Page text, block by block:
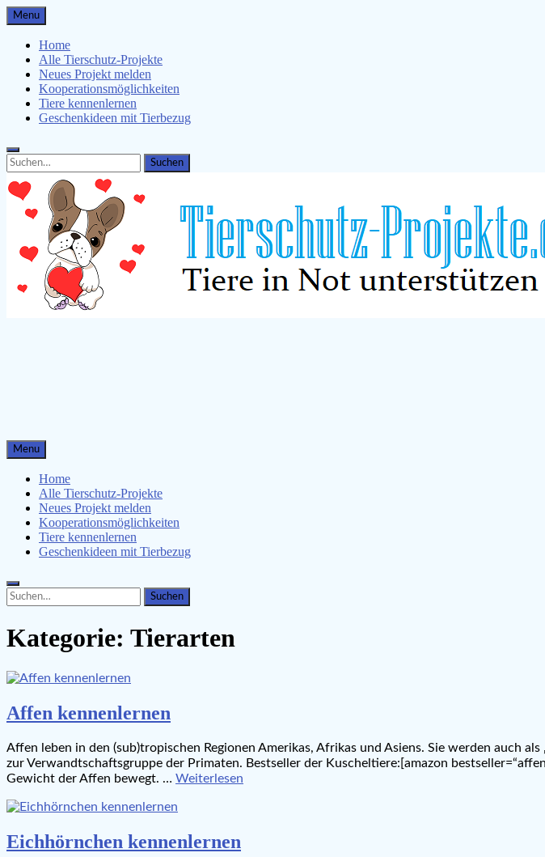
Skip
to
content
Menu
Home
Alle Tierschutz-Projekte
Neues Projekt melden
Kooperationsmöglichkeiten
Tiere kennenlernen
Geschenkideen mit Tierbezug
Search
for:
Search
Menu
Home
Alle Tierschutz-Projekte
Neues Projekt melden
Kooperationsmöglichkeiten
Tiere kennenlernen
Geschenkideen mit Tierbezug
Search
for:
Search
Kategorie: Tierarten
Affen kennenlernen
Affen leben in den (sub)tropischen Regionen Amerikas, Afrikas und Asiens. Sie werden auch
zur Verwandtschaftsgruppe der Primaten. Bestseller der Kuscheltiere:[amazon
Gewicht der Affen bewegt. … Weiterlesen
Eichhörnchen kennenlernen